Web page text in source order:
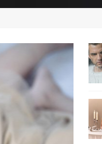
INÍCIO À HISTÓRIA DA BENUÁ